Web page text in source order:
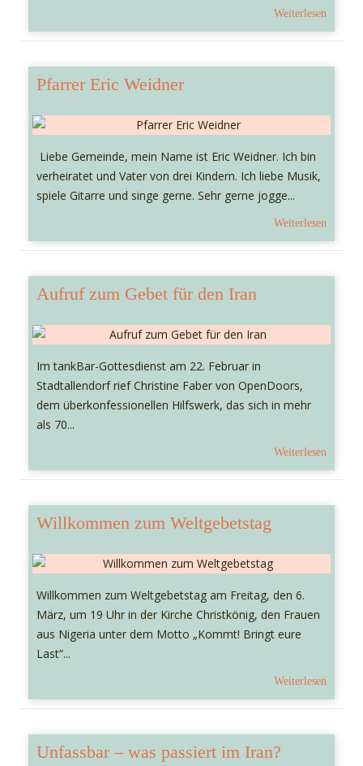
Weiterlesen
Pfarrer Eric Weidner
Liebe Gemeinde, mein Name ist Eric Weidner. Ich bin
verheiratet und Vater von drei Kindern. Ich liebe Musik,
spiele Gitarre und singe gerne. Sehr gerne jogge...
Weiterlesen
Aufruf zum Gebet für den Iran
Im tankBar-Gottesdienst am 22. Februar in
Stadtallendorf rief Christine Faber von OpenDoors,
dem überkonfessionellen Hilfswerk, das sich in mehr
als 70...
Weiterlesen
Willkommen zum Weltgebetstag
Willkommen zum Weltgebetstag am Freitag, den 6.
März, um 19 Uhr in der Kirche Christkönig, den Frauen
aus Nigeria unter dem Motto „Kommt! Bringt eure
Last“...
Weiterlesen
Unfassbar – was passiert im Iran?